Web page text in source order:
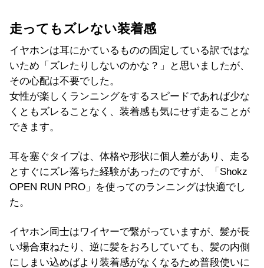
走ってもズレない装着感
イヤホンは耳にかているものの固定している訳ではな
いため「ズレたりしないのかな？」と思いましたが、
その心配は不要でした。
女性が楽しくランニングをするスピードであれば少な
くともズレることなく、装着感も気にせず走ることが
できます。
耳を塞ぐタイプは、体格や形状に個人差があり、走る
とすぐにズレ落ちた経験があったのですが、
「Shokz
OPEN RUN PRO」を使ってのランニングは快適でし
た。
イヤホン同士はワイヤーで繋がっていますが、髪が長
い場合束ねたり、逆に髪をおろしていても、髪の内側
にしまい込めばより装着感がなくなるため普段使いに